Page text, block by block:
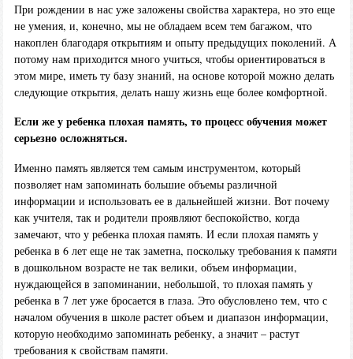
При рождении в нас уже заложены свойства характера, но это еще
не умения, и, конечно, мы не обладаем всем тем багажом, что
накоплен благодаря открытиям и опыту предыдущих поколений. А
потому нам приходится много учиться, чтобы ориентироваться в
этом мире, иметь ту базу знаний, на основе которой можно делать
следующие открытия, делать нашу жизнь еще более комфортной.
Если же у ребенка плохая память, то процесс обучения может
серьезно осложняться.
Именно память является тем самым инструментом, который
позволяет нам запоминать большие объемы различной
информации и использовать ее в дальнейшей жизни. Вот почему
как учителя, так и родители проявляют беспокойство, когда
замечают, что у ребенка плохая память. И если плохая память у
ребенка в 6 лет еще не так заметна, поскольку требования к памяти
в дошкольном возрасте не так велики, объем информации,
нуждающейся в запоминании, небольшой, то плохая память у
ребенка в 7 лет уже бросается в глаза. Это обусловлено тем, что с
началом обучения в школе растет объем и диапазон информации,
которую необходимо запоминать ребенку, а значит – растут
требования к свойствам памяти.